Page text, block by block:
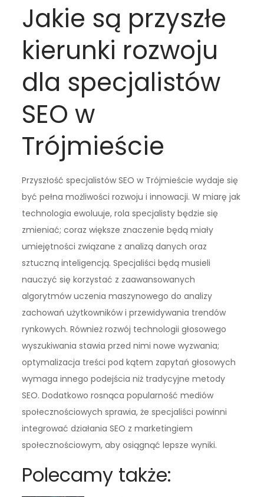
Jakie są przyszłe
kierunki rozwoju
dla specjalistów
SEO w
Trójmieście
Przyszłość specjalistów SEO w Trójmieście wydaje się
być pełna możliwości rozwoju i innowacji. W miarę jak
technologia ewoluuje, rola specjalisty będzie się
zmieniać; coraz większe znaczenie będą miały
umiejętności związane z analizą danych oraz
sztuczną inteligencją. Specjaliści będą musieli
nauczyć się korzystać z zaawansowanych
algorytmów uczenia maszynowego do analizy
zachowań użytkowników i przewidywania trendów
rynkowych. Również rozwój technologii głosowego
wyszukiwania stawia przed nimi nowe wyzwania;
optymalizacja treści pod kątem zapytań głosowych
wymaga innego podejścia niż tradycyjne metody
SEO. Dodatkowo rosnąca popularność mediów
społecznościowych sprawia, że specjaliści powinni
integrować działania SEO z marketingiem
społecznościowym, aby osiągnąć lepsze wyniki.
Polecamy także: